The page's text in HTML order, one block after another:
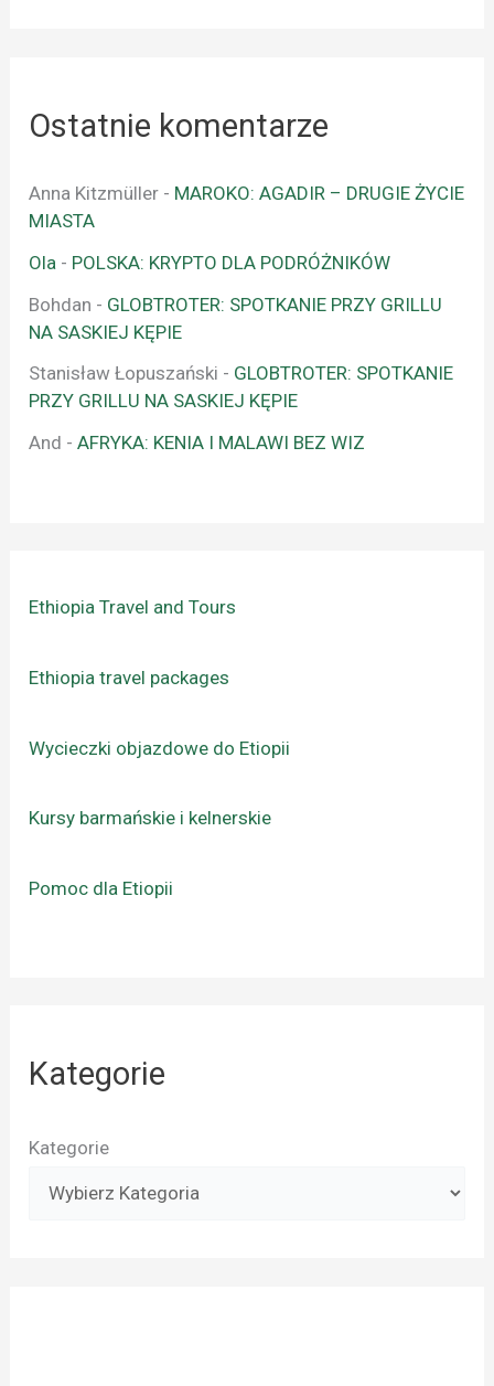
Ostatnie komentarze
Anna Kitzmüller - MAROKO: AGADIR – DRUGIE ŻYCIE
MIASTA
Ola - POLSKA: KRYPTO DLA PODRÓŻNIKÓW
Bohdan - GLOBTROTER: SPOTKANIE PRZY GRILLU
NA SASKIEJ KĘPIE
Stanisław Łopuszański - GLOBTROTER: SPOTKANIE
PRZY GRILLU NA SASKIEJ KĘPIE
And -AFRYKA: KENIA I MALAWI BEZ WIZ
Ethiopia Travel and Tours
Ethiopia travel packages
Wycieczki objazdowe do Etiopii
Kursy barmańskie i kelnerskie
Pomoc dla Etiopii
Kategorie
Kategorie